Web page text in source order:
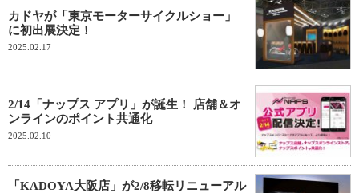
カドヤが「東京モーターサイクルショー」
に初出展決定！
2025.02.17
2/14「ナップス アプリ」が誕生！ 店舗＆オ
ンラインのポイント共通化
2025.02.10
「KADOYA大阪店」が2/8移転リニューアル